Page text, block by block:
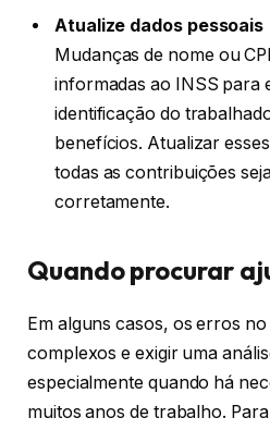
Atualize dados pessoais
Mudanças de nome ou
informadas ao INSS para
identificação do
benefícios. Atualizar
todas as contribuições
corretamente.
Quando procurar
Em alguns casos, os erros
complexos e exigir uma
especialmente quando há
muitos anos de trabalho.